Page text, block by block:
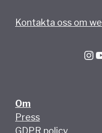
Kontakta oss om
InstagramYouTube
Om
Press